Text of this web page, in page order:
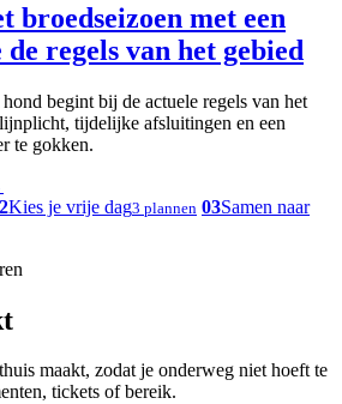
broedseizoen met een
regels van het gebied
begint bij de actuele regels van het
tijdelijke afsluitingen en een
te gokken.
Kies je vrije dag3 plannen 03Samen naar
maakt, zodat je onderweg niet hoeft te
tickets of bereik.